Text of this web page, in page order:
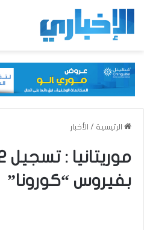
الرئيسية / الأخبار
بفيروس “كورونا”